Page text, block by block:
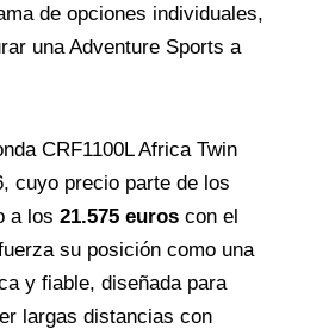
de opciones individuales,
una Adventure Sports a
CRF1100L Africa Twin
cuyo precio parte de los
a los 21.575 euros con el
su posición como una
y fiable, diseñada para
largas distancias con